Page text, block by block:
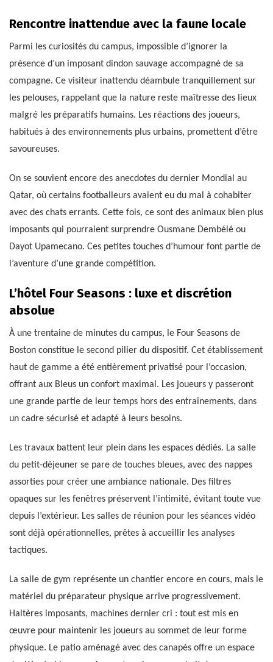
Rencontre inattendue avec la faune locale
Parmi les curiosités du campus, impossible d’ignorer la
présence d’un imposant dindon sauvage accompagné de sa
compagne. Ce visiteur inattendu déambule tranquillement sur
les pelouses, rappelant que la nature reste maîtresse des lieux
malgré les préparatifs humains. Les réactions des joueurs,
habitués à des environnements plus urbains, promettent d’être
savoureuses.
On se souvient encore des anecdotes du dernier Mondial au
Qatar, où certains footballeurs avaient eu du mal à cohabiter
avec des chats errants. Cette fois, ce sont des animaux bien plus
imposants qui pourraient surprendre Ousmane Dembélé ou
Dayot Upamecano. Ces petites touches d’humour font partie de
l’aventure d’une grande compétition.
L’hôtel Four Seasons : luxe et discrétion
absolue
À une trentaine de minutes du campus, le Four Seasons de
Boston constitue le second pilier du dispositif. Cet établissement
haut de gamme a été entièrement privatisé pour l’occasion,
offrant aux Bleus un confort maximal. Les joueurs y passeront
une grande partie de leur temps hors des entraînements, dans
un cadre sécurisé et adapté à leurs besoins.
Les travaux battent leur plein dans les espaces dédiés. La salle
du petit-déjeuner se pare de touches bleues, avec des nappes
assorties pour créer une ambiance nationale. Des filtres
opaques sur les fenêtres préservent l’intimité, évitant toute vue
depuis l’extérieur. Les salles de réunion pour les séances vidéo
sont déjà opérationnelles, prêtes à accueillir les analyses
tactiques.
La salle de gym représente un chantier encore en cours, mais le
matériel du préparateur physique arrive progressivement.
Haltères imposants, machines dernier cri : tout est mis en
œuvre pour maintenir les joueurs au sommet de leur forme
physique. Le patio aménagé avec des canapés offre un espace